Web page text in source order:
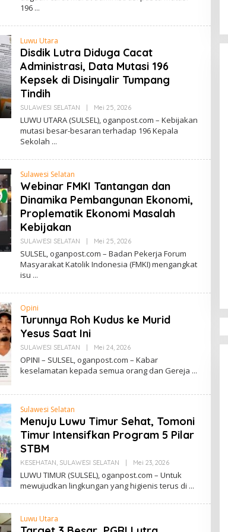
O
196
Luwu Utara
Disdik Lutra Diduga Cacat
Administrasi, Data Mutasi 196
Kepsek di Disinyalir Tumpang
Tindih
SULAWESI SELATAN Mei 25, 2026O
E
H
O
LUWU UTARA (SULSEL), oganpost.com – Kebijakan
mutasi besar-besaran terhadap 196 Kepala
Sekolah
Sulawesi Selatan
Webinar FMKI Tantangan dan
Dinamika Pembangunan Ekonomi,
Proplematik Ekonomi Masalah
Kebijakan
SULAWESI SELATAN Mei 25, 2026O
E
H
O
SULSEL, oganpost.com – Badan Pekerja Forum
Masyarakat Katolik Indonesia (FMKI) mengangkat
isu
Opini
Turunnya Roh Kudus ke Murid
Yesus Saat Ini
SULAWESI SELATAN Mei 24, 2026O
H
O
OPINI – SULSEL, oganpost.com – Kabar
keselamatan kepada semua orang dan Gereja
Sulawesi Selatan
Menuju Luwu Timur Sehat, Tomoni
Timur Intensifkan Program 5 Pilar
STBM
KESEHATAN, SULAWESI SELATAN Mei 23, 2026O
E
H
I
LUWU TIMUR (SULSEL), oganpost.com – Untuk
mewujudkan lingkungan yang higienis terus di
Luwu Utara